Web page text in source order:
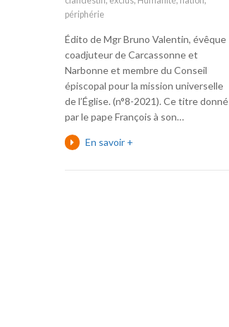
périphérie
Édito de Mgr Bruno Valentin, évêque
coadjuteur de Carcassonne et
Narbonne et membre du Conseil
épiscopal pour la mission universelle
de l’Église. (n°8-2021). Ce titre donné
par le pape François à son…
En savoir +